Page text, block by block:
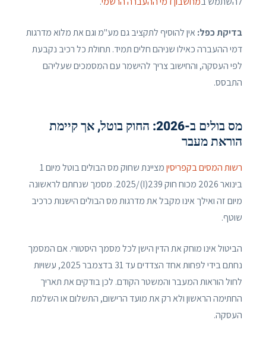
בדיקת כפל: אין להוסיף לתקציב גם מע"מ וגם את מלוא מדרגות
דמי ההעברה כאילו שניהם חלים תמיד. תחולת כל רכיב נקבעת
לפי העסקה, והחישוב צריך להישמר עם המסמכים שעליהם
התבסס.
מס בולים ב-2026: החוק בוטל, אך קיימת
הוראת מעבר
רשות המסים בקפריסין
מציינת שחוק מס הבולים בוטל מיום 1
בינואר 2026 מכוח חוק 239(I)/2025. מסמך שנחתם לראשונה
מיום זה ואילך אינו מקבל את מדרגות מס הבולים הישנות כרכיב
שוטף.
הביטול אינו מוחק את הדין הישן לכל מסמך היסטורי. אם המסמך
נחתם בידי לפחות אחד הצדדים עד 31 בדצמבר 2025, עשויות
לחול הוראות המעבר והמשטר הקודם. לכן בודקים את תאריך
החתימה הראשון ולא רק את מועד הרישום, התשלום או השלמת
העסקה.